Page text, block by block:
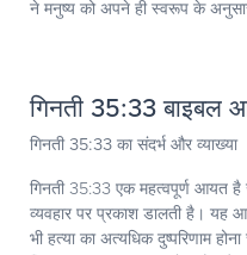
ने मनुष्य को अपने ही स्वरूप के
गिनती 35:33 बाइबल
गिनती 35:33 का संदर्भ और व्याख्या
गिनती 35:33 एक महत्वपूर्ण आयत
व्यवहार पर प्रकाश डालती है। यह
भी हत्या का अत्यधिक दुष्परिणाम